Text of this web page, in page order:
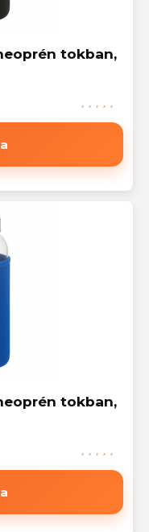
tokban,
tokban,